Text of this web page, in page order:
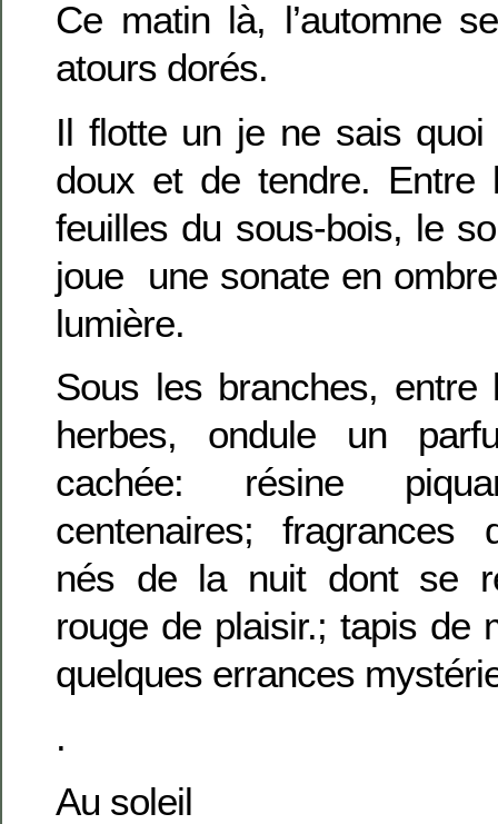
Ce matin là, l’automne
atours dorés.
Il flotte un je ne sais quoi
doux et de tendre. Entre
feuilles du sous-bois, le
joue une sonate en
lumière.
Sous les branches, entre
herbes, ondule un
cachée: résine
centenaires; fragrances
nés de la nuit dont se
rouge de plaisir.; tapis de
quelques errances
.
Au soleil